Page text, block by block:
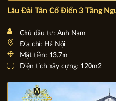
Lâu Đài Tân Cổ Điển 3 Tầng
Chủ đầu tư: Anh Nam
Địa chỉ: Hà Nội
Mặt tiền: 13.7m
Diện tích xây dựng: 120m2